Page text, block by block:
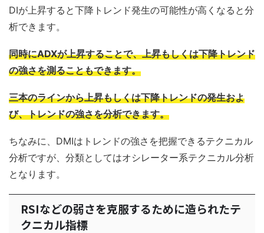
DIが上昇すると下降トレンド発生の可能性が高くなると分
析できます。
同時にADXが上昇することで、上昇もしくは下降トレンド
の強さを測ることもできます。
三本のラインから上昇もしくは下降トレンドの発生およ
び、トレンドの強さを分析できます。
ちなみに、DMIはトレンドの強さを把握できるテクニカル
分析ですが、分類としてはオシレーター系テクニカル分析
となります。
RSIなどの弱さを克服するために造られたテ
クニカル指標